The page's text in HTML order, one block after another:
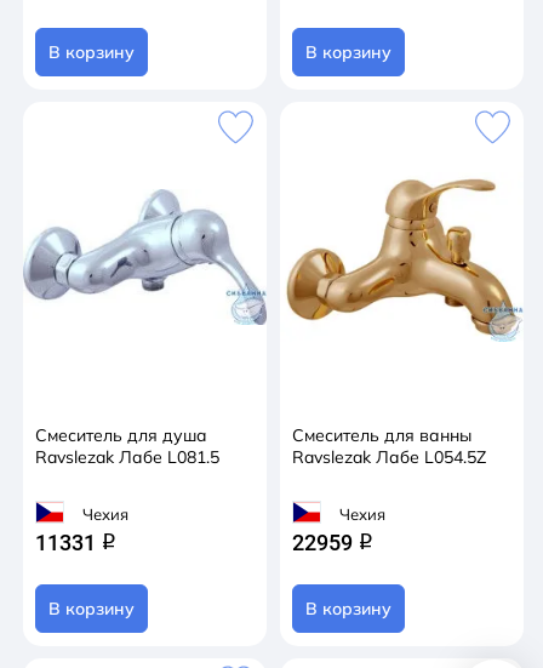
В корзину В корзину
Смеситель для душа
Ravslezak Лабе L081.5
Чехия
11331 q
В корзину
Смеситель для ванны
Ravslezak Лабе L054.5Z
Чехия
22959 q
В корзину